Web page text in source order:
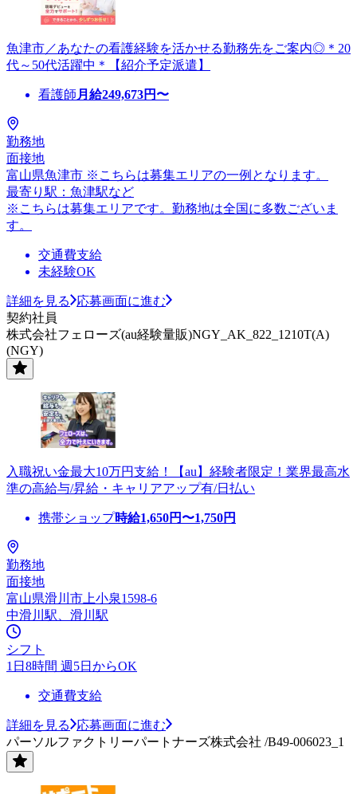
魚津市／あなたの看護経験を活かせる勤務先をご案内◎＊20
代～50代活躍中＊【紹介予定派遣】
看護師 月給249,673円〜
勤務地
面接地
富山県魚津市 ※こちらは募集エリアの一例となります。
最寄り駅：魚津駅など
※こちらは募集エリアです。勤務地は全国に多数ございま
す。
交通費支給
未経験OK
詳細を見る
応募画面に進む
契約社員
株式会社フェローズ(au経験量販)NGY_AK_822_1210T(A)
(NGY)
入職祝い金最大10万円支給！【au】経験者限定！業界最高水
準の高給与/昇給・キャリアアップ有/日払い
携帯ショップ時給1,650円〜1,750円
勤務地
面接地
富山県滑川市上小泉1598-6
中滑川駅、滑川駅
シフト
1日8時間 週5日からOK
交通費支給
詳細を見る
応募画面に進む
パーソルファクトリーパートナーズ株式会社 /B49-006023_1